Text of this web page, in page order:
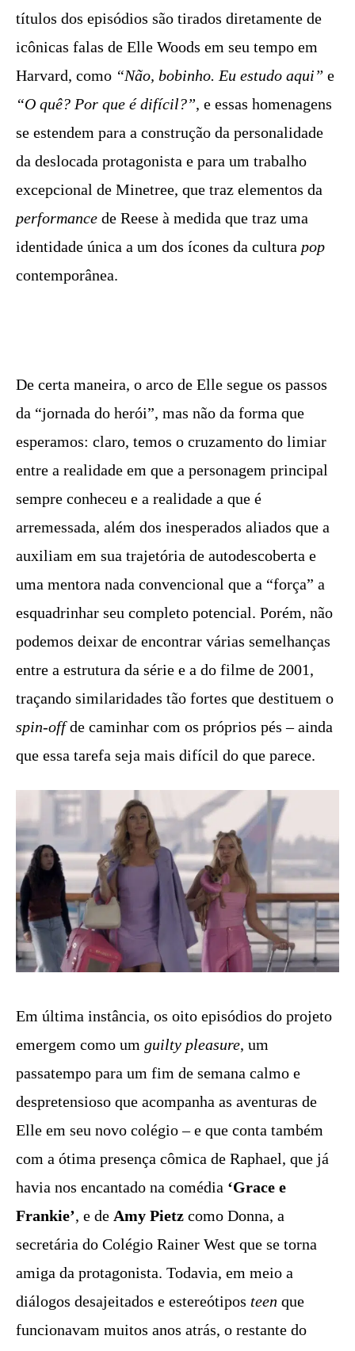
títulos dos episódios são tirados diretamente de
icônicas falas de Elle Woods em seu tempo em
Harvard, como “Não, bobinho. Eu estudo aqui” e
“O quê? Por que é difícil?”, e essas homenagens
se estendem para a construção da personalidade
da deslocada protagonista e para um trabalho
excepcional de Minetree, que traz elementos da
performance de Reese à medida que traz uma
identidade única a um dos ícones da cultura pop
contemporânea.
De certa maneira, o arco de Elle segue os passos
da “jornada do herói”, mas não da forma que
esperamos: claro, temos o cruzamento do limiar
entre a realidade em que a personagem principal
sempre conheceu e a realidade a que é
arremessada, além dos inesperados aliados que a
auxiliam em sua trajetória de autodescoberta e
uma mentora nada convencional que a “força” a
esquadrinhar seu completo potencial. Porém, não
podemos deixar de encontrar várias semelhanças
entre a estrutura da série e a do filme de 2001,
traçando similaridades tão fortes que destituem o
spin-offde caminhar com os próprios pés – ainda
que essa tarefa seja mais difícil do que parece.
Em última instância, os oito episódios do projeto
emergem como um guilty pleasure, um
passatempo para um fim de semana calmo e
despretensioso que acompanha as aventuras de
Elle em seu novo colégio – e que conta também
com a ótima presença cômica de Raphael, que já
havia nos encantado na comédia ‘Grace e
Frankie’, e de Amy Pietz como Donna, a
secretária do Colégio Rainer West que se torna
amiga da protagonista. Todavia, em meio a
diálogos desajeitados e estereótipos teen que
funcionavam muitos anos atrás, o restante do